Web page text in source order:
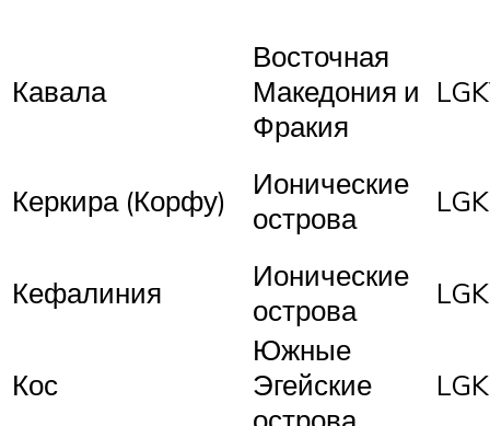
Кавала
Восточная
Македония и
Фракия
Керкира (Корфу)
Ионические
острова
Кефалиния
Ионические
острова
Кос
Южные
Эгейские